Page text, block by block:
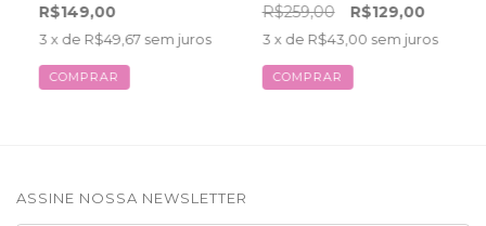
R$149,00
3 x de R$49,67 sem juros
COMPRAR
R$259,00 R$129,00
3 x de R$43,00 sem juros
COMPRAR
ASSINE NOSSA NEWSLETTER